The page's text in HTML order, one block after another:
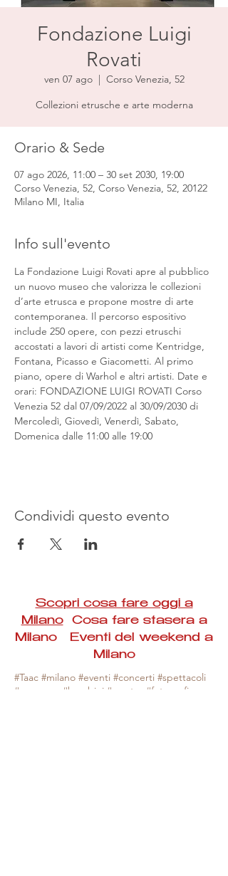
Fondazione Luigi
Rovati
ven 07 ago
  |
Corso Venezia, 52
Collezioni etrusche e arte moderna
Orario & Sede
07 ago 2026, 11:00 – 30 set 2030, 19:00
Corso Venezia, 52, Corso Venezia, 52, 20122
Milano MI, Italia
Info sull'evento
La Fondazione Luigi Rovati apre al pubblico
un nuovo museo che valorizza le collezioni
d’arte etrusca e propone mostre di arte
contemporanea. Il percorso espositivo
include 250 opere, con pezzi etruschi
accostati a lavori di artisti come Kentridge,
Fontana, Picasso e Giacometti. Al primo
piano, opere di Warhol e altri artisti. Date e
orari: FONDAZIONE LUIGI ROVATI Corso
Venezia 52 dal 07/09/2022 al 30/09/2030 di
Mercoledì, Giovedì, Venerdì, Sabato,
Domenica dalle 11:00 alle 19:00
Condividi questo evento
Scopri cosa fare oggi a
MilanoCosa fare stasera a
Milano Eventi del weekend a
Milano
#Taac #milano #eventi #concerti #spettacoli
#rassegne #bambini #mostre #fotografia